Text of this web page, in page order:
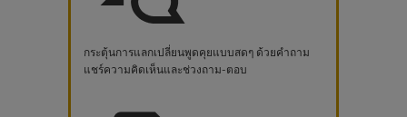
กระตุ้นการแลกเปลี่ยนพูดคุยแบบสดๆ ด้วยคำถาม
แชร์ความคิดเห็นและช่วงถาม-ตอบ